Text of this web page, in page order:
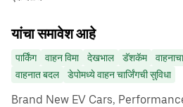
यांचा समावेश आहे
पार्किंग वाहन विमा देखभाल डॅशकॅम
वाहनात बदल
डेपोमध्ये वाहन चार्जिंगची सुविधा
Brand New EV Cars,